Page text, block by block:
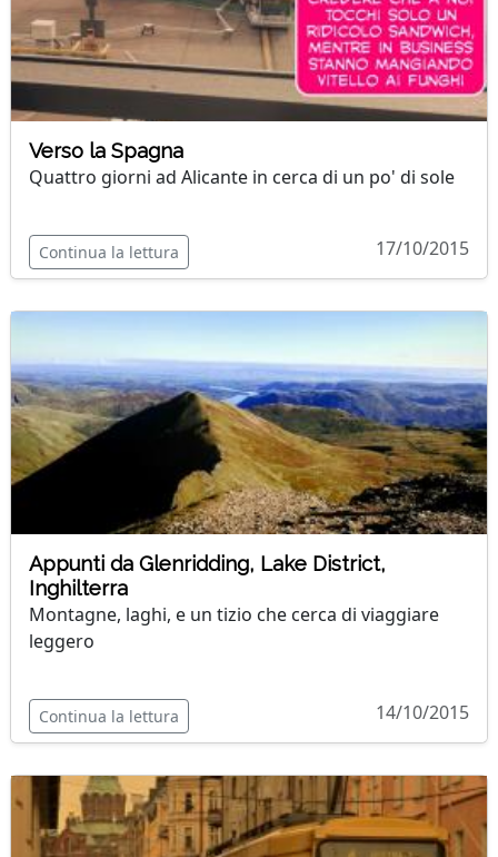
Verso la Spagna
Quattro giorni ad Alicante in cerca di un po' di sole
Continua la lettura 17/10/2015
Appunti da Glenridding, Lake District,
Inghilterra
Montagne, laghi, e un tizio che cerca di viaggiare
leggero
Continua la lettura 14/10/2015